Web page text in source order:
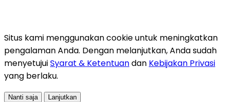
Situs kami menggunakan cookie untuk meningkatkan
pengalaman Anda. Dengan melanjutkan, Anda sudah
menyetujuiSyarat & Ketentuandan Kebijakan Privasi
yang berlaku.
Nanti saja Lanjutkan